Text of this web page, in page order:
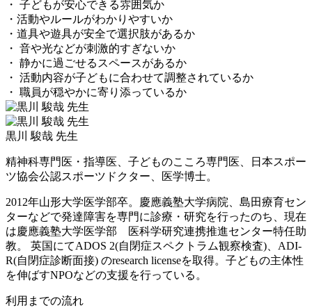
・ 子どもが安心できる雰囲気か
・活動やルールがわかりやすいか
・道具や遊具が安全で選択肢があるか
・ 音や光などが刺激的すぎないか
・ 静かに過ごせるスペースがあるか
・ 活動内容が子どもに合わせて調整されているか
・ 職員が穏やかに寄り添っているか
黒川 駿哉 先生
精神科専門医・指導医、子どものこころ専門医、日本スポー
ツ協会公認スポーツドクター、医学博士。
2012年山形大学医学部卒。慶應義塾大学病院、島田療育セン
ターなどで発達障害を専門に診療・研究を行ったのち、現在
は慶應義塾大学医学部 医科学研究連携推進センター特任助
教。 英国にてADOS 2(自閉症スペクトラム観察検査)、ADI-
R(自閉症診断面接) のresearch licenseを取得。子どもの主体性
を伸ばすNPOなどの支援を行っている。
利用までの流れ